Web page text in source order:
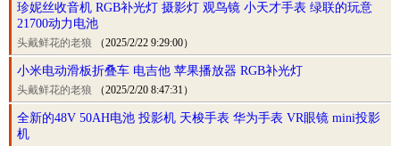
珍妮丝收音机 RGB补光灯 摄影灯 观鸟镜 小天才手表 绿联的玩意
21700动力电池
头戴鲜花的老狼 （2025/2/22 9:29:00）
小米电动滑板折叠车 电吉他 苹果播放器 RGB补光灯
头戴鲜花的老狼 （2025/2/20 8:47:31）
全新的48V 50AH电池 投影机 天梭手表 华为手表 VR眼镜 mini投影
机